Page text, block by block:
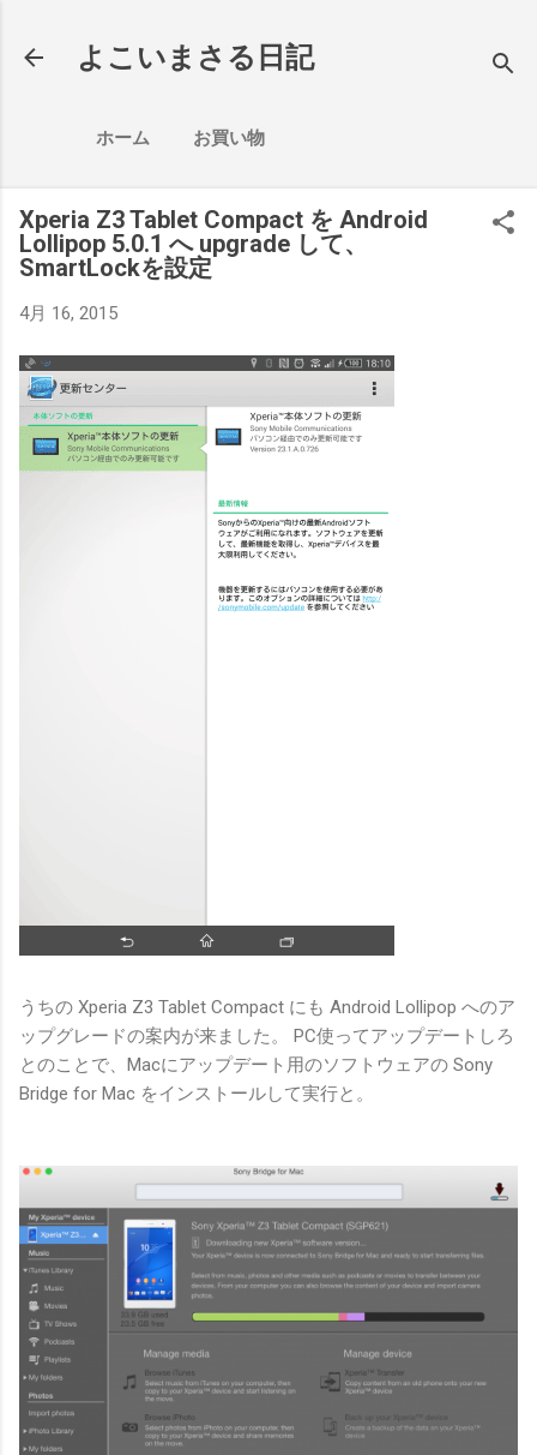
よこいまさる日記
ホーム お買い物
Xperia Z3 Tablet Compact を Android
Lollipop 5.0.1 へ upgrade して、
SmartLockを設定
4月 16, 2015
うちの Xperia Z3 Tablet Compact にも Android Lollipop へのア
ップグレードの案内が来ました。 PC使ってアップデートしろ
とのことで、Macにアップデート用のソフトウェアの Sony
Bridge for Mac をインストールして実行と。